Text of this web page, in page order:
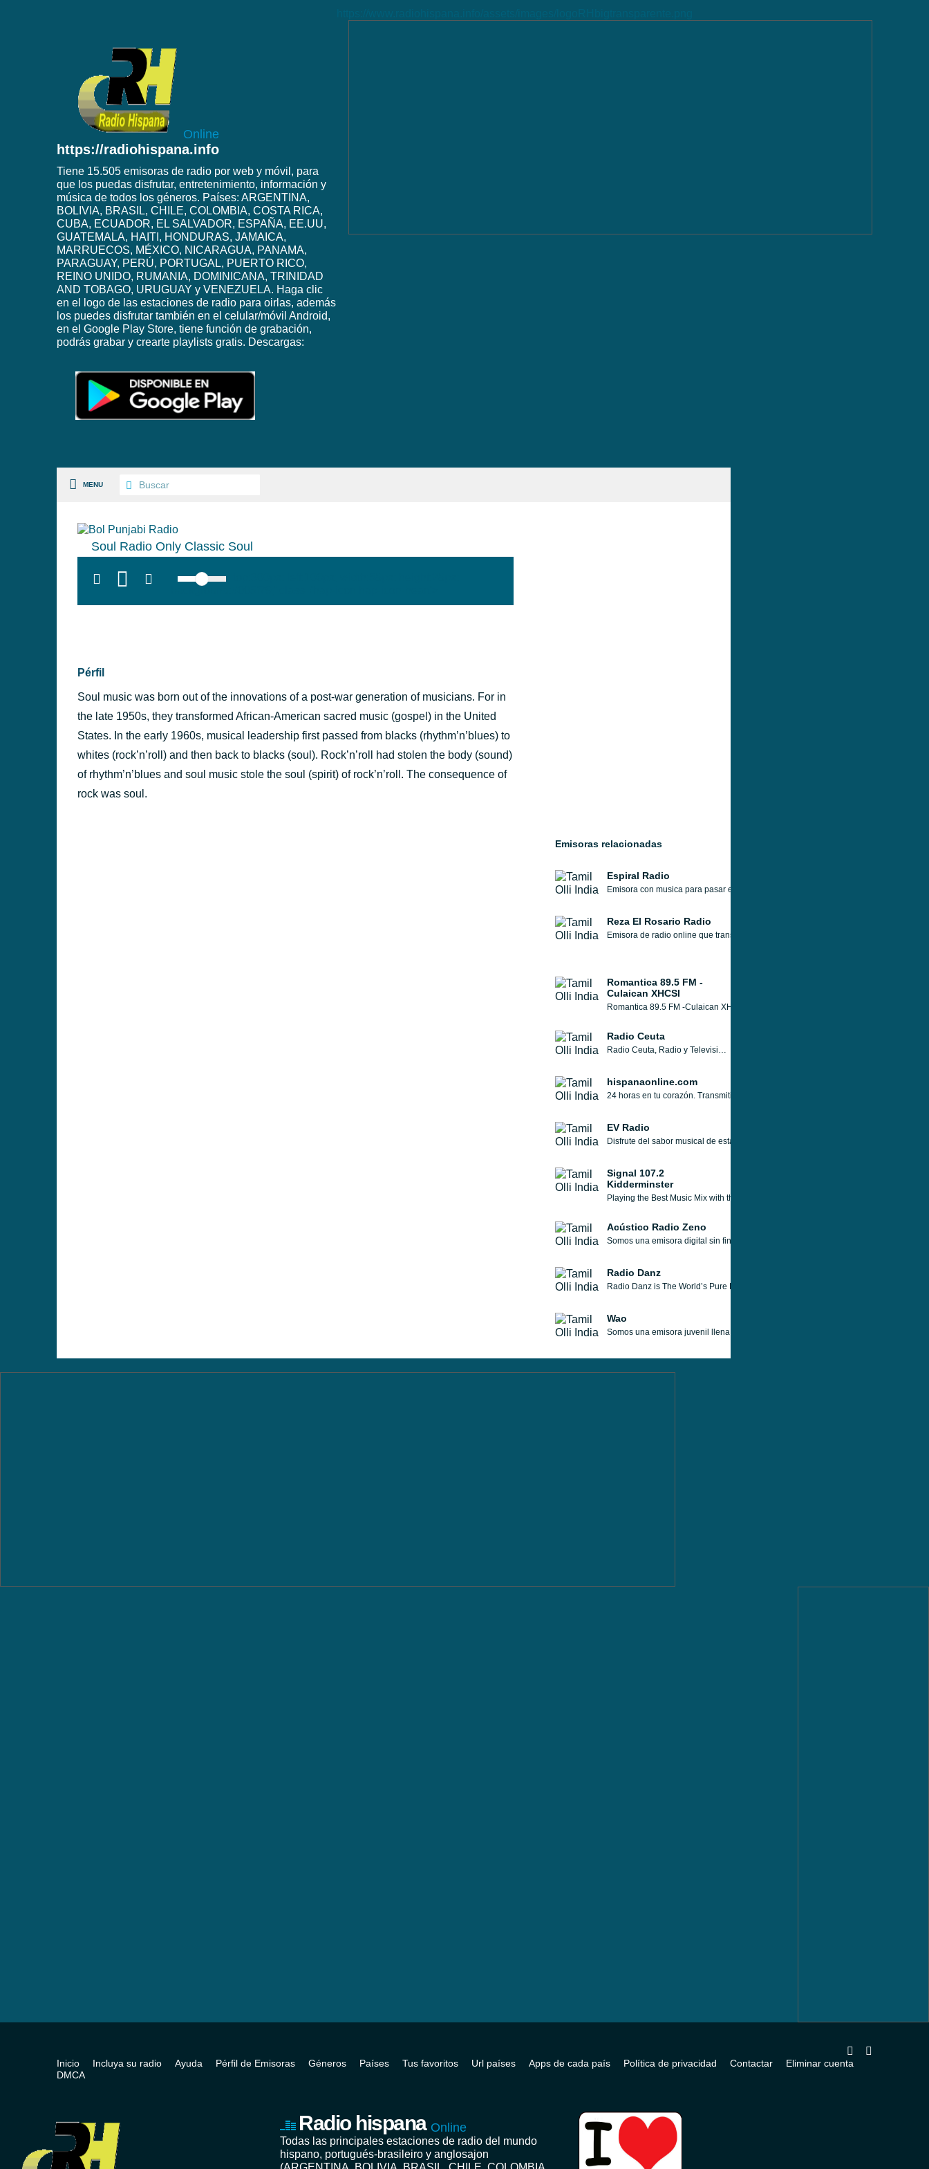
Online
https://radiohispana.info
Tiene 15.505 emisoras de radio por web y móvil, para
que los puedas disfrutar, entretenimiento, información y
música de todos los géneros. Países: ARGENTINA,
BOLIVIA, BRASIL, CHILE, COLOMBIA, COSTA RICA,
CUBA, ECUADOR, EL SALVADOR, ESPAÑA, EE.UU,
GUATEMALA, HAITI, HONDURAS, JAMAICA,
MARRUECOS, MÉXICO, NICARAGUA, PANAMA,
PARAGUAY, PERÚ, PORTUGAL, PUERTO RICO,
REINO UNIDO, RUMANIA, DOMINICANA, TRINIDAD
AND TOBAGO, URUGUAY y VENEZUELA. Haga clic
en el logo de las estaciones de radio para oirlas, además
los puedes disfrutar también en el celular/móvil Android,
en el Google Play Store, tiene función de grabación,
podrás grabar y crearte playlists gratis. Descargas:
MENU
Soul Radio Only Classic Soul
Pérfil
Soul music was born out of the innovations of a post-war generation of musicians. For in
the late 1950s, they transformed African-American sacred music (gospel) in the United
States. In the early 1960s, musical leadership first passed from blacks (rhythm’n’blues) to
whites (rock’n’roll) and then back to blacks (soul). Rock’n’roll had stolen the body (sound)
of rhythm’n’blues and soul music stole the soul (spirit) of rock’n’roll. The consequence of
rock was soul.
Emisoras relacionadas
Espiral Radio
Emisora con musica para pasar el rato.
Reza El Rosario Radio
Emisora de radio online que transmite desde España, dedicada al culto cristiano,
Romantica 89.5 FM -
Culaican XHCSI
Romantica 89.5 FM -Culaican XHCSI
Radio Ceuta
Radio Ceuta, Radio y Televisión Pública de la Ciudad Autónoma de Ceuta (España) y Radio 99.0 FM, tiene una programación de radio generalista local, con informativos nacionales y locales, musicales, programas culturales y sociales.
hispanaonline.com
24 horas en tu corazón. Transmitimos la música que usted desea escuchar, éxitos
EV Radio
Disfrute del sabor musical de estar con EV Radio, ya que ellos también saben que
Signal 107.2
Kidderminster
Playing the Best Music Mix with the latest news, traffic and travel information for
Acústico Radio Zeno
Somos una emisora digital sin fines de lucro que difunde información y reflexiones
Radio Danz
Radio Danz is The World’s Pure Dance Channel, where you’ll hear the best in
Wao
Somos una emisora juvenil llena de energía y buena música! Somos una emisora
Inicio Incluya su radio Ayuda Pérfil de Emisoras Géneros Países Tus favoritos Url países Apps de cada país Política de privacidad Contactar
Eliminar cuenta
DMCA
Radio hispana Online
Todas las principales estaciones de radio del mundo
hispano, portugués-brasileiro y anglosajon